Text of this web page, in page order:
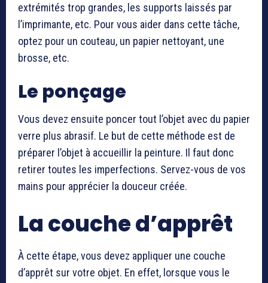
extrémités trop grandes, les supports laissés par
l’imprimante, etc. Pour vous aider dans cette tâche,
optez pour un couteau, un papier nettoyant, une
brosse, etc.
Le ponçage
Vous devez ensuite poncer tout l’objet avec du papier
verre plus abrasif. Le but de cette méthode est de
préparer l’objet à accueillir la peinture. Il faut donc
retirer toutes les imperfections. Servez-vous de vos
mains pour apprécier la douceur créée.
La couche d’apprêt
À cette étape, vous devez appliquer une couche
d’apprêt sur votre objet. En effet, lorsque vous le